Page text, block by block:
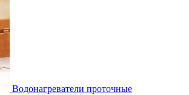
Водонагреватели проточные